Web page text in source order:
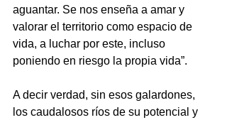
aguantar. Se nos enseña a amar y
valorar el territorio como espacio de
vida, a luchar por este, incluso
poniendo en riesgo la propia vida”.
A decir verdad, sin esos galardones,
los caudalosos ríos de su potencial y